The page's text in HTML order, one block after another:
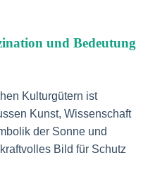
und Bedeutung
Kulturgütern ist
Kunst, Wissenschaft
der Sonne und
Bild für Schutz